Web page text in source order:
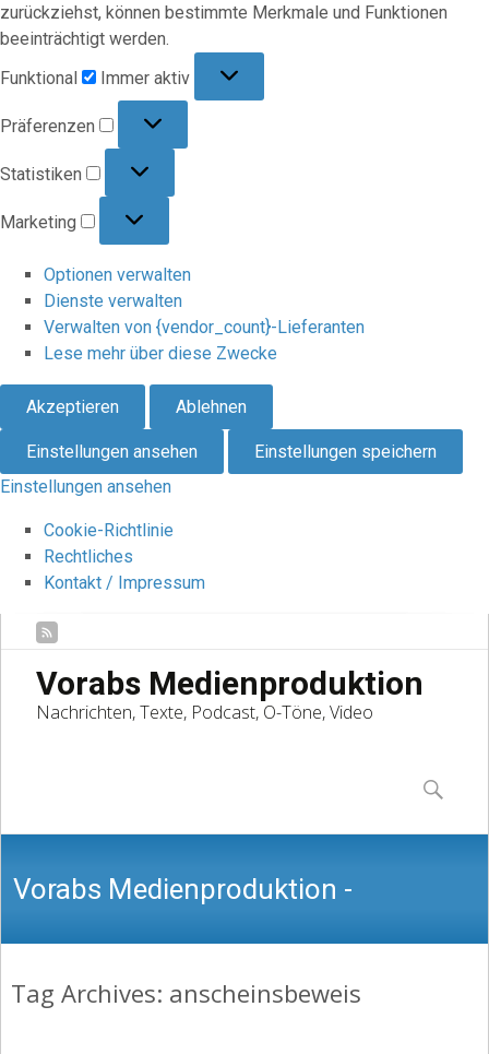
zurückziehst, können bestimmte Merkmale und Funktionen
beeinträchtigt werden.
Funktional
Immer aktiv
Präferenzen
Statistiken
Marketing
Optionen verwalten
Dienste verwalten
Verwalten von {vendor_count}-Lieferanten
Lese mehr über diese Zwecke
Akzeptieren Ablehnen
Einstellungen ansehen
Einstellungen speichern
Einstellungen ansehen
Cookie-Richtlinie
Rechtliches
Kontakt / Impressum
Vorabs Medienproduktion
Nachrichten, Texte, Podcast, O-Töne, Video
content
Suchen
nach:
Vorabs Medienproduktion -
Nachrichten, Texte, Podcast, O-Töne,
Tag Archives: anscheinsbeweis